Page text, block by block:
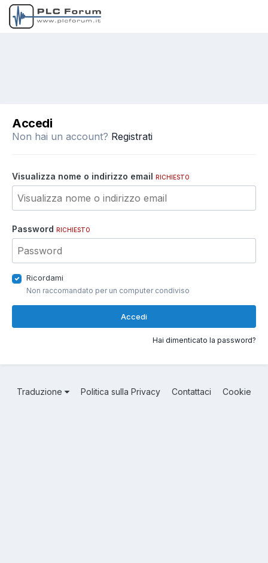
Accedi
Non hai un account? Registrati
Visualizza nome o indirizzo email RICHIESTO
Password RICHIESTO
Ricordami
Non raccomandato per un computer condiviso
Accedi
Hai dimenticato la password?
Traduzione Politica sulla Privacy Contattaci Cookie